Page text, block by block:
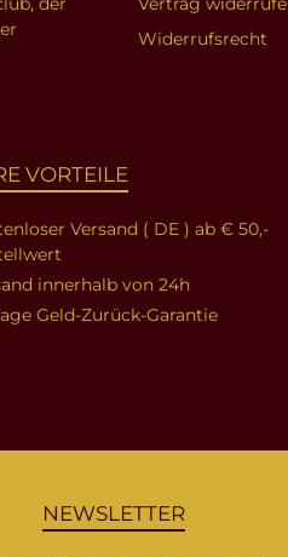
Widerrufsrecht
VORTEILE
Versand ( DE ) ab € 50,-
innerhalb von 24h
Geld-Zurück-Garantie
NEWSLETTER